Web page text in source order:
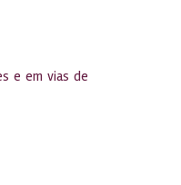
e em vias de